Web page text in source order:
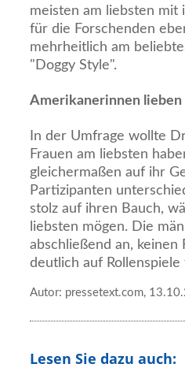
meisten am liebsten mit
für die Forschenden
mehrheitlich am
"Doggy Style".
Amerikanerinnen lieben
In der Umfrage wollte
Frauen am liebsten
gleichermaßen auf ihr
Partizipanten
stolz auf ihren Bauch,
liebsten mögen. Die
abschließend an, keinen
deutlich auf Rollenspiele
Autor: pressetext.com,
Lesen Sie dazu auch: